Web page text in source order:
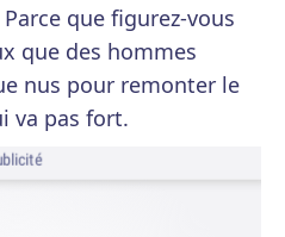
que figurez-vous
que des hommes
nus pour remonter le
va pas fort.